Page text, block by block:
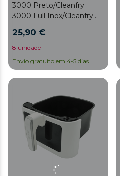
3000 Preto/Cleanfry
3000 Full Inox/Cleanfry
25,90 €
8 unidade
Envio gratuito em 4-5 dias